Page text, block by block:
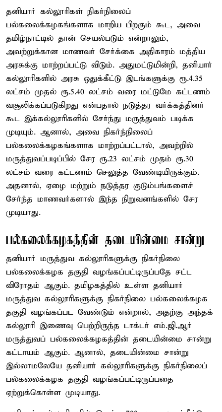
தனியார் கல்லூரிகள் நிகர்நிலைப்
பல்கலைக்கழகங்களாக மாறிய பிறகும் கூட, அவை
தமிழ்நாட்டில் தான் செயல்படும் என்றாலும்,
அவற்றுக்கான மாணவர் சேர்க்கை அதிகாரம் மத்திய
அரசுக்கு மாற்றப்பட்டு விடும். அதுமட்டுமின்றி, தனியார்
கல்லூரிகளில் அரசு ஒதுக்கீட்டு இடங்களுக்கு ரூ.4.35
லட்சம் முதல் ரூ.5.40 லட்சம் வரை மட்டுமே கட்டணம்
வசூலிக்கப்படுகிறது என்பதால் நடுத்தர வர்க்கத்தினர்
கூட இக்கல்லூரிகளில் சேர்ந்து மருத்துவம் படிக்க
முடியும். ஆனால், அவை நிகர்ந்நிலைப்
பல்கலைக்கழகங்களாக மாற்றப்பட்டால், அவற்றில்
மருத்துவப்படிப்பில் சேர ரூ.23 லட்சம் முதம் ரூ.30
லட்சம் வரை கட்டணம் செலுத்த வேண்டியிருக்கும்.
அதனால், ஏழை மற்றும் நடுத்தர குடும்பங்களைச்
சேர்ந்த மாணவர்களால் இந்த நிறுவனங்களில் சேர
முடியாது.
பல்கலைக்கழகத்தின் தடையின்மை சான்று
தனியார் மருத்துவ கல்லூரிகளுக்கு நிகர்நிலை
பல்கலைக்கழக தகுதி வழங்கப்பட்டிருப்பதே சட்ட
விரோதம் ஆகும். தமிழகத்தில் உள்ள தனியார்
மருத்துவ கல்லூரிகளுக்கு நிகர்நிலை பல்கலைக்கழக
தகுதி வழங்கப்பட வேண்டும் என்றால், அதற்கு அந்தக்
கல்லூரி இணைவு பெற்றிருந்த டாக்டர் எம்.ஜி.ஆர்
மருத்துவப் பல்கலைக்கழகத்தின் தடையின்மை சான்று
கட்டாயம் ஆகும். ஆனால், தடையின்மை சான்று
இல்லாமலேயே தனியார் கல்லூரிகளுக்கு நிகர்நிலைப்
பல்கலைக்கழக தகுதி வழங்கப்பட்டிருப்பதை
ஏற்றுக்கொள்ள முடியாது.